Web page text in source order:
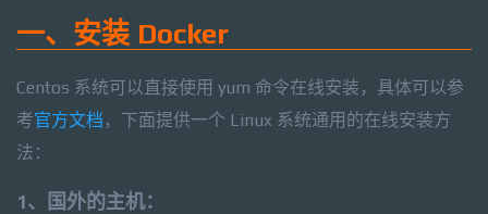
一、安装 Docker
Centos 系统可以直接使用 yum 命令在线安装，具体可以参
考官方文档 ，下面提供一个 Linux 系统通用的在线安装方
法：
1、国外的主机：